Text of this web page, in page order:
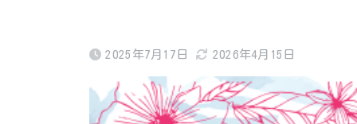
2025年7月17日 2026年4月15日